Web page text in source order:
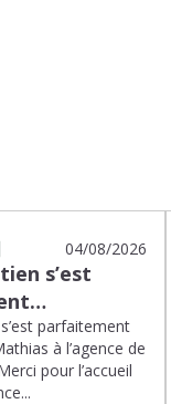
04/08/2026
s’est
parfaitement
à l’agence de
pour l’accueil